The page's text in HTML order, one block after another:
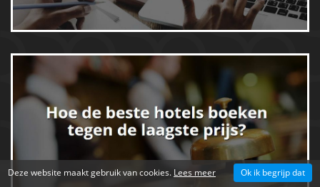
Deze website maakt gebruik van cookies. Lees meer Ok ik begrijp dat